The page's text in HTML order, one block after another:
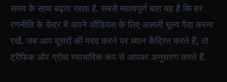
समय के साथ बढ़ता रहता है. सबसे महत्वपूर्ण बात यह है कि हर
रणनीति के केंद्र में अपने ऑडियंस के लिए असली मूल्य पैदा करना
रखें. जब आप दूसरों की मदद करने पर ध्यान केंद्रित करते हैं, तो
ट्रैफिक और ग्रोथ स्वाभाविक रूप से आपका अनुसरण करते हैं.